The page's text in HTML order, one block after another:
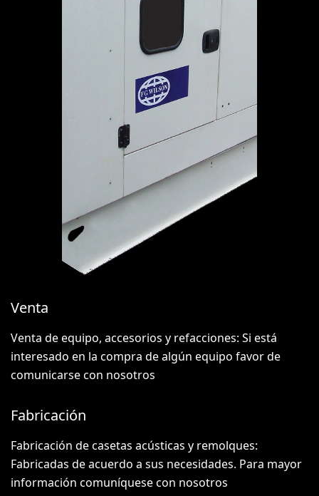
Venta
Venta de equipo, accesorios y refacciones: Si está
interesado en la compra de algún equipo favor de
comunicarse con nosotros
Fabricación
Fabricación de casetas acústicas y remolques:
Fabricadas de acuerdo a sus necesidades. Para mayor
información comuníquese con nosotros